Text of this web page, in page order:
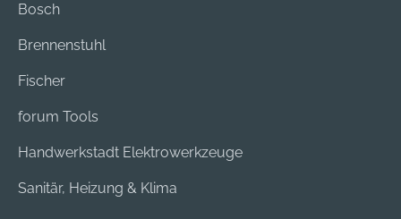
Bosch
Brennenstuhl
Fischer
forum Tools
Handwerkstadt Elektrowerkzeuge
Sanitär, Heizung & Klima